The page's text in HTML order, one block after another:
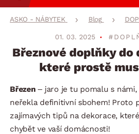
ASKO - NÁBYTEK Blog
01. 03. 2025
Březnové doplňky do
které prostě
Březen – jaro je tu pomalu s
neřekla definitivní sbohem! Proto
zajímavých tipů na dekorace,
chybět ve vaší domácnosti!